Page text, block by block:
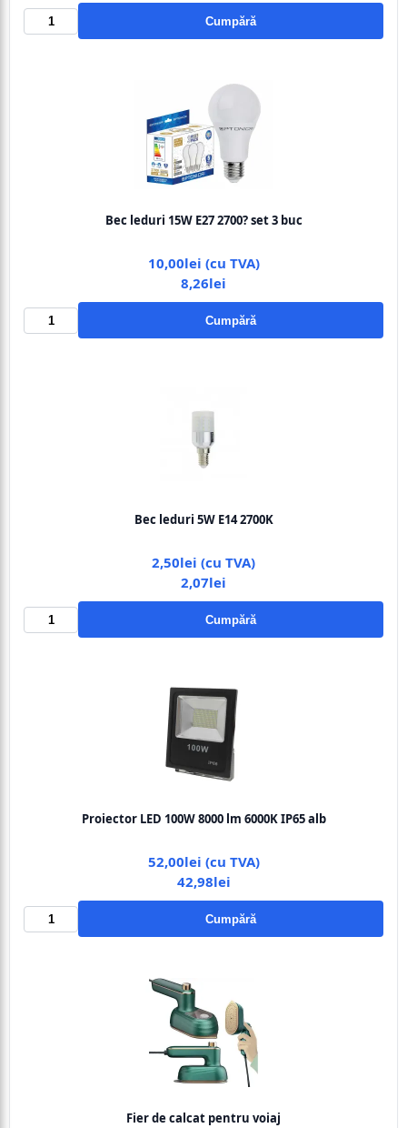
Cumpără
Bec leduri 15W E27 2700? set 3 buc
10,00lei (cu TVA)
8,26lei
Cumpără
Bec leduri 5W E14 2700K
2,50lei (cu TVA)
2,07lei
Cumpără
Proiector LED 100W 8000 lm 6000K IP65 alb
52,00lei (cu TVA)
42,98lei
Cumpără
Fier de calcat pentru voiaj